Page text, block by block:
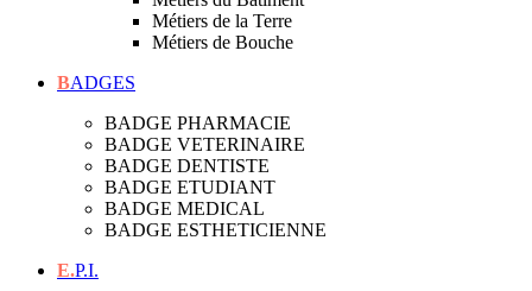
Métiers de la Terre
Métiers de Bouche
BADGES
BADGE PHARMACIE
BADGE VETERINAIRE
BADGE DENTISTE
BADGE ETUDIANT
BADGE MEDICAL
BADGE ESTHETICIENNE
E.P.I.